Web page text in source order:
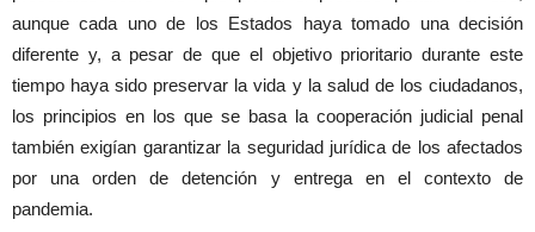
aunque cada uno de los Estados haya tomado una decisión
diferente y, a pesar de que el objetivo prioritario durante este
tiempo haya sido preservar la vida y la salud de los ciudadanos,
los principios en los que se basa la cooperación judicial penal
también exigían garantizar la seguridad jurídica de los afectados
por una orden de detención y entrega en el contexto de
pandemia.